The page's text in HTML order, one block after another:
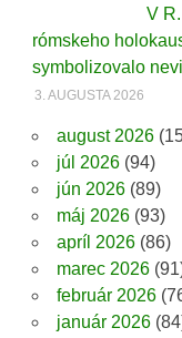
V
rómskeho
symbolizovalo
3. AUGUSTA 2026
august 2026
júl 2026(94)
jún 2026(89)
máj 2026(93)
apríl 2026(86)
marec 2026
február 2026
január 2026